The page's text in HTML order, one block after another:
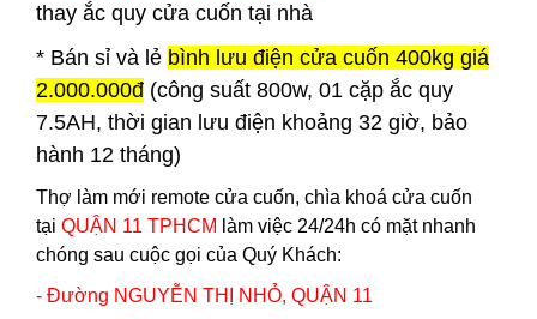
thay ắc quy cửa cuốn tại nhà
* Bán sỉ và lẻ bình lưu điện cửa cuốn 400kg giá
2.000.000đ (công suất 800w, 01 cặp ắc quy
7.5AH, thời gian lưu điện khoảng 32 giờ, bảo
hành 12 tháng)
Thợ làm mới remote cửa cuốn, chìa khoá cửa cuốn
tại QUẬN 11 TPHCM làm việc 24/24h có mặt nhanh
chóng sau cuộc gọi của Quý Khách:
- Đường NGUYỄN THỊ NHỎ, QUẬN 11